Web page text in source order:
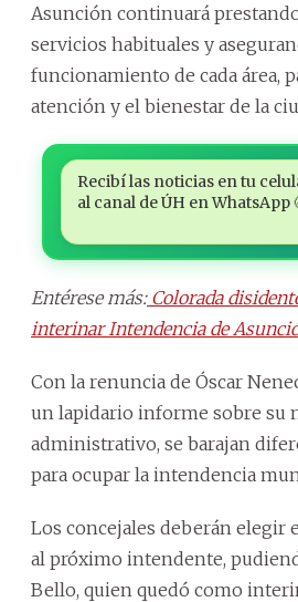
Asunción continuará
servicios habituales y
funcionamiento de cada área,
atención y el bienestar de la
Recibí las noticias en tu
al canal de ÚH en WhatsApp
Entérese más:Colorada
interinar Intendencia de
Con la renuncia de Óscar
un lapidario informe sobre su
administrativo, se barajan
para ocupar la intendencia
Los concejales deberán elegir
al próximo intendente,
Bello, quien quedó como